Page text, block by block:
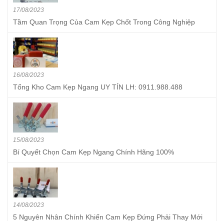
17/08/2023
Tầm Quan Trọng Của Cam Kẹp Chốt Trong Công Nghiệp
16/08/2023
Tổng Kho Cam Kẹp Ngang UY TÍN LH: 0911.988.488
15/08/2023
Bí Quyết Chọn Cam Kẹp Ngang Chính Hãng 100%
14/08/2023
5 Nguyên Nhân Chính Khiến Cam Kẹp Đứng Phải Thay Mới